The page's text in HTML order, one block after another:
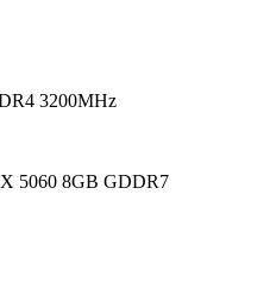
3200MHz
5060 8GB GDDR7